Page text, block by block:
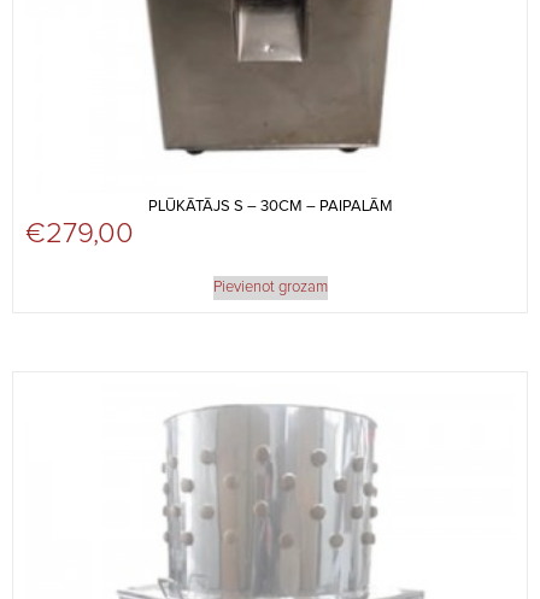
PLŪKĀTĀJS S – 30CM – PAIPALĀM
€279,00
Pievienot grozam